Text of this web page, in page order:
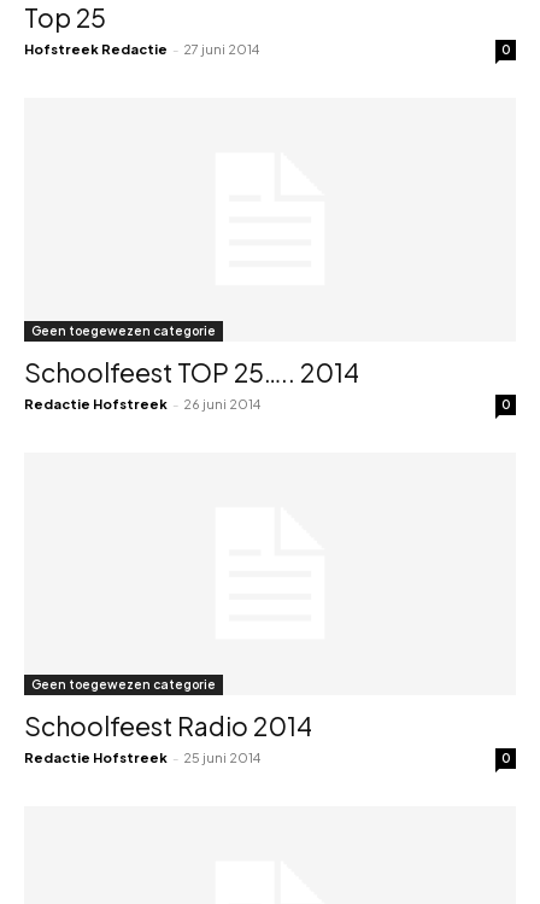
Top 25
Hofstreek Redactie - 27 juni 2014 0
Geen toegewezen categorie
Schoolfeest TOP 25….. 2014
Redactie Hofstreek - 26 juni 2014 0
Geen toegewezen categorie
Schoolfeest Radio 2014
Redactie Hofstreek - 25 juni 2014 0